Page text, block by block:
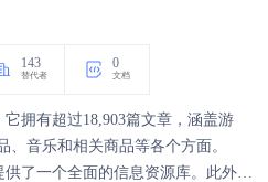
143
替代者
0
文档
拥有超过18,903篇文章，涵盖游
音乐和相关商品等各个方面。
了一个全面的信息资源库。此外，